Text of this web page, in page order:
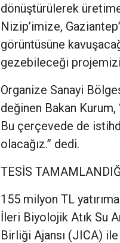
dönüştürülerek
Nizip’imize,
görüntüsüne
gezebileceği projemizi
Organize Sanayi
değinen Bakan
Bu çerçevede de
olacağız.” dedi.
TESİS
155 milyon TL
İleri Biyolojik Atık Su
Birliği Ajansı (JICA) ile